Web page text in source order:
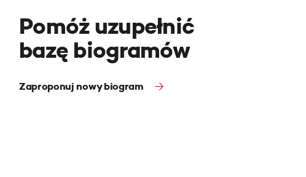
Pomóż uzupełnić
bazę biogramów
Zaproponuj nowy biogram